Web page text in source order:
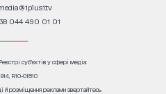
044 490 01 01
суб’єктів у сфері медіа:
R10-01810
й розміщення реклами звертайтесь